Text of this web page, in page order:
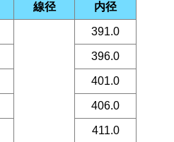
線径 内径
391.0
396.0
401.0
406.0
411.0